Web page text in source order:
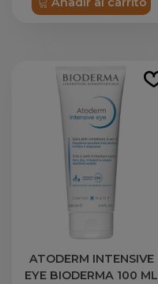
ATODERM INTENSIVE
EYE BIODERMA 100 ML